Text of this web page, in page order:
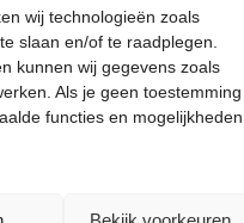
wij technologieën zoals
slaan en/of te raadplegen.
kunnen wij gegevens zoals
Als je geen toestemming
functies en mogelijkheden